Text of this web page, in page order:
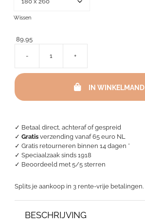
✓ Betaal direct, achteraf of gespreid
✓ Gratis verzending vanaf 65 euro NL
✓ Gratis retourneren binnen 14 dagen *
✓ Speciaalzaak sinds 1918
✓ Beoordeeld met 5/5 sterren
Splits je aankoop in 3 rente-vrije betalingen.
BESCHRIJVING
Wissen
89,95
-
sprei
Everest
+
IN WINKELMAND